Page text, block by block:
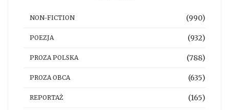
NON-FICTION (990)
POEZJA (932)
PROZA POLSKA (788)
PROZA OBCA (635)
REPORTAŻ (165)